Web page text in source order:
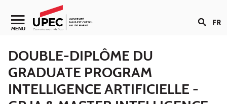
Aller au contenu
Navigation secondaire
MENU FR
DOUBLE-DIPLÔME DU
GRADUATE PROGRAM
INTELLIGENCE ARTIFICIELLE -